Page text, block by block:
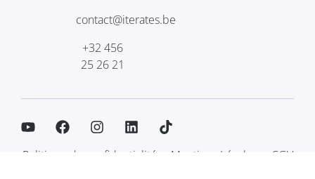
contact@iterates.be
+32 456
25 26 21
Politique de confidentialité Mentions Légales CGV